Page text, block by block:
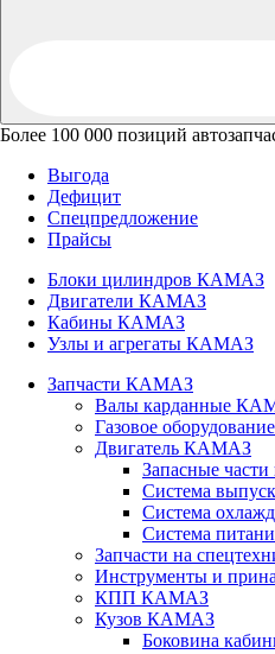
Более 100 000 позиций
Выгода
Дефицит
Спецпредложение
Прайсы
Блоки цилиндров КАМАЗ
Двигатели КАМАЗ
Кабины КАМАЗ
Узлы и агрегаты КАМАЗ
Запчасти КАМАЗ
Валы карданные
Газовое
Двигатель КАМАЗ
Запасные
Система
Система
Система
Запчасти на
Инструменты и
КПП КАМАЗ
Кузов КАМАЗ
Боковина